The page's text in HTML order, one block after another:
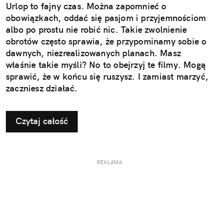
Urlop to fajny czas. Można zapomnieć o
obowiązkach, oddać się pasjom i przyjemnościom
albo po prostu nie robić nic. Takie zwolnienie
obrotów często sprawia, że przypominamy sobie o
dawnych, niezrealizowanych planach. Masz
właśnie takie myśli? No to obejrzyj te filmy. Mogą
sprawić, że w końcu się ruszysz. I zamiast marzyć,
zaczniesz działać.
Czytaj całość
REKLAMA